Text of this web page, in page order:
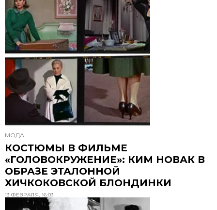
МОДА
КОСТЮМЫ В ФИЛЬМЕ
«ГОЛОВОКРУЖЕНИЕ»: КИМ НОВАК В
ОБРАЗЕ ЭТАЛОННОЙ
ХИЧКОКОВСКОЙ БЛОНДИНКИ
13 ФЕВРАЛЯ, 16:03